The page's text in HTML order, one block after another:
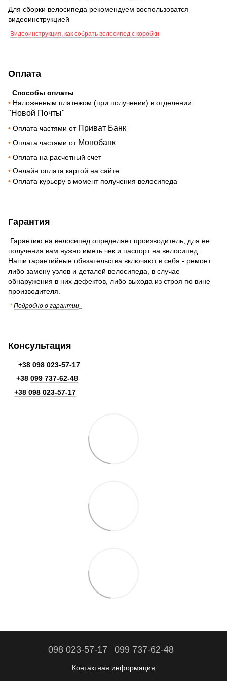
Для сборки велосипеда рекомендуем воспользоватся
видеоинструкцией
Видеоинструкция, как собрать велосипед с коробки
Оплата
Способы оплаты
• Наложенным платежом (при получении) в отделении
"Новой Почты"
• Оплата частями от Приват Банк
• Оплата частями от Монобанк
• Оплата на расчетный счет
• Онлайн оплата картой на сайте
• Оплата курьеру в момент получения велосипеда
Гарантия
Гарантию на велосипед определяет производитель, для ее
получения вам нужно иметь чек и паспорт на велосипед.
Наши гарантийные обязательства включают в себя - ремонт
либо замену узлов и деталей велосипеда, в случае
обнаружения в них дефектов, либо выхода из строя по вине
производителя.
* Подробно о гарантии
Консультация
+38 098 023-57-17
+38 099 737-62-48
+38 098 023-57-17
098 023-57-17 099 737-62-48
Контактная информация